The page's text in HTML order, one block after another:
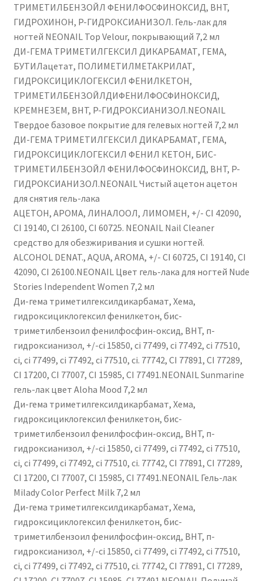
ТРИМЕТИЛБЕНЗОЙЛ ФЕНИЛФОСФИНОКСИД, BHT,
ГИДРОХИНОН, P-ГИДРОКСИАНИЗОЛ. Гель-лак для
ногтей NEONAIL Top Velour, покрывающий 7,2 мл
ДИ-ГЕМА ТРИМЕТИЛГЕКСИЛ ДИКАРБАМАТ, ГЕМА,
БУТИЛацетат, ПОЛИМЕТИЛМЕТАКРИЛАТ,
ГИДРОКСИЦИКЛОГЕКСИЛ ФЕНИЛКЕТОН,
ТРИМЕТИЛБЕНЗОЙЛДИФЕНИЛФОСФИНОКСИД,
КРЕМНЕЗЕМ, BHT, P-ГИДРОКСИАНИЗОЛ.NEONAIL
Твердое базовое покрытие для гелевых ногтей 7,2 мл
ДИ-ГЕМА ТРИМЕТИЛГЕКСИЛ ДИКАРБАМАТ, ГЕМА,
ГИДРОКСИЦИКЛОГЕКСИЛ ФЕНИЛ КЕТОН, БИС-
ТРИМЕТИЛБЕНЗОЙЛ ФЕНИЛФОСФИНОКСИД, BHT, P-
ГИДРОКСИАНИЗОЛ.NEONAIL Чистый ацетон ацетон
для снятия гель-лака
АЦЕТОН, АРОМА, ЛИНАЛООЛ, ЛИМОМЕН, +/- CI 42090,
CI 19140, CI 26100, CI 60725. NEONAIL Nail Cleaner
средство для обезжиривания и сушки ногтей.
ALCOHOL DENAT., AQUA, AROMA, +/- CI 60725, CI 19140, CI
42090, CI 26100.NEONAIL Цвет гель-лака для ногтей Nude
Stories Independent Women 7,2 мл
Ди-гема триметилгексилдикарбамат, Хема,
гидроксициклогексил фенилкетон, бис-
триметилбензоил фенилфосфин-оксид, BHT, п-
гидроксианизол, +/-ci 15850, ci 77499, ci 77492, ci 77510,
ci, ci 77499, ci 77492, ci 77510, ci. 77742, CI 77891, CI 77289,
CI 17200, CI 77007, CI 15985, CI 77491.NEONAIL Sunmarine
гель-лак цвет Aloha Mood 7,2 мл
Ди-гема триметилгексилдикарбамат, Хема,
гидроксициклогексил фенилкетон, бис-
триметилбензоил фенилфосфин-оксид, BHT, п-
гидроксианизол, +/-ci 15850, ci 77499, ci 77492, ci 77510,
ci, ci 77499, ci 77492, ci 77510, ci. 77742, CI 77891, CI 77289,
CI 17200, CI 77007, CI 15985, CI 77491.NEONAIL Гель-лак
Milady Color Perfect Milk 7,2 мл
Ди-гема триметилгексилдикарбамат, Хема,
гидроксициклогексил фенилкетон, бис-
триметилбензоил фенилфосфин-оксид, BHT, п-
гидроксианизол, +/-ci 15850, ci 77499, ci 77492, ci 77510,
ci, ci 77499, ci 77492, ci 77510, ci. 77742, CI 77891, CI 77289,